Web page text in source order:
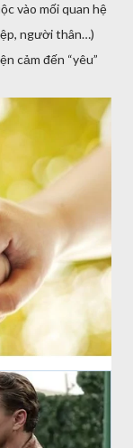
vào mối quan hệ
người thân…)
cảm đến “yêu”